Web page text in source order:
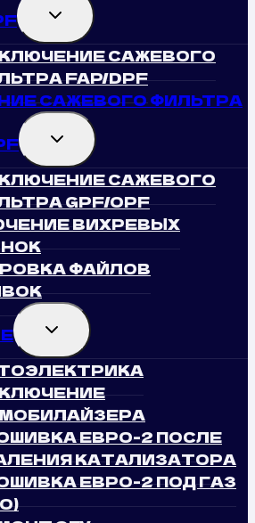
TOGGLE
CHILD
MENU
САЖЕВОГО
FAP/DPF
САЖЕВОГО ФИЛЬТРА
TOGGLE
CHILD
MENU
САЖЕВОГО
GPF/OPF
ВИХРЕВЫХ
ФАЙЛОВ
TOGGLE
CHILD
MENU
ЕВРО-2 ПОСЛЕ
КАТАЛИЗАТОРА
ЕВРО-2 ПОД ГАЗ